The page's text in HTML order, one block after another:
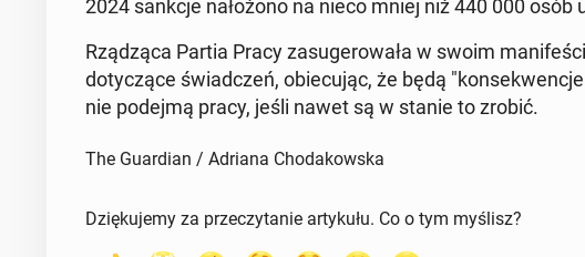
2024 sankcje na­ło­żo­no na nieco mniej niż 440 000 osób
Rzą­dzą­ca Partia Pracy za­su­ge­ro­wa­ła w swoim
do­ty­czą­ce świad­czeń, obie­cu­jąc, że będą
nie podejmą pracy, jeśli nawet są w stanie to zrobić.
The Guardian / Adriana Chodakowska
Dziękujemy za przeczytanie artykułu. Co o tym myślisz?